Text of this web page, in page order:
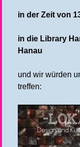
in der Zeit von
in die Library
Hanau
und wir würden
treffen: